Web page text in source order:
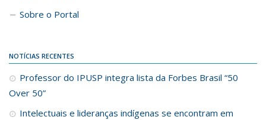
Sobre o Portal
NOTÍCIAS RECENTES
Professor do IPUSP integra lista da Forbes Brasil “50
Over 50”
Intelectuais e lideranças indígenas se encontram em